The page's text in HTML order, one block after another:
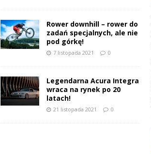
Rower downhill – rower do
zadań specjalnych, ale nie
pod górkę!
7 listopada 2021 0
Legendarna Acura Integra
wraca na rynek po 20
latach!
21 listopada 2021 0